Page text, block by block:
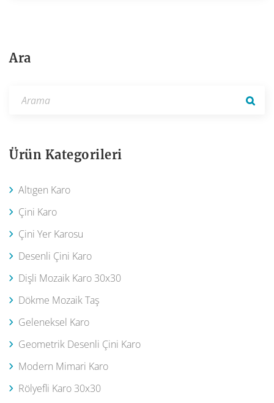
Ara
Ürün Kategorileri
Altıgen Karo
Çini Karo
Çini Yer Karosu
Desenli Çini Karo
Dişli Mozaik Karo 30x30
Dökme Mozaik Taş
Geleneksel Karo
Geometrik Desenli Çini Karo
Modern Mimari Karo
Rölyefli Karo 30x30